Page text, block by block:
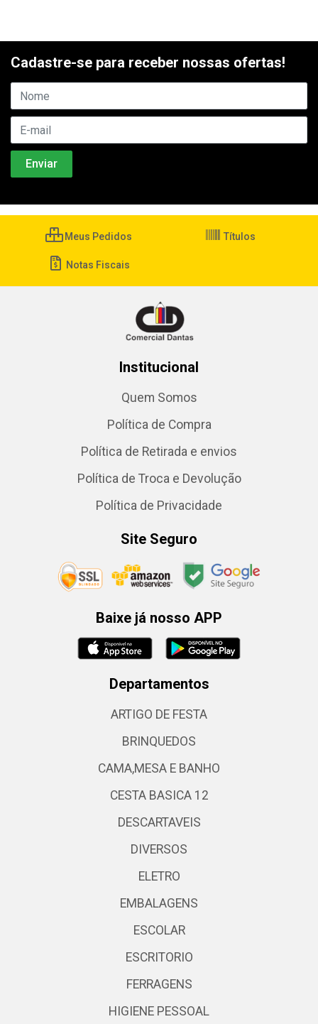
Cadastre-se para receber nossas ofertas!
Meus Pedidos Títulos
Notas Fiscais
Institucional
Quem Somos
Política de Compra
Política de Retirada e envios
Política de Troca e Devolução
Política de Privacidade
Site Seguro
Baixe já nosso APP
Departamentos
ARTIGO DE FESTA
BRINQUEDOS
CAMA,MESA E BANHO
CESTA BASICA 12
DESCARTAVEIS
DIVERSOS
ELETRO
EMBALAGENS
ESCOLAR
ESCRITORIO
FERRAGENS
HIGIENE PESSOAL